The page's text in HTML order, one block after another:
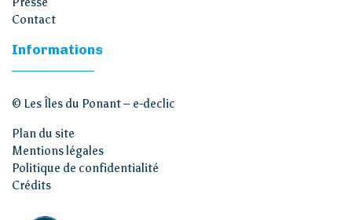
Contact
Informations
© Les Îles du Ponant – e-declic
Plan du site
Mentions légales
Politique de confidentialité
Crédits